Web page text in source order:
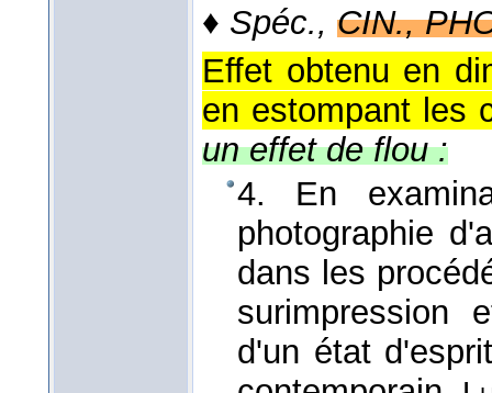
♦ Spéc., CIN.,
Effet obtenu en
en estompant les
un effet de flou :
4. En
photographie
dans les
surimpression
d'un état